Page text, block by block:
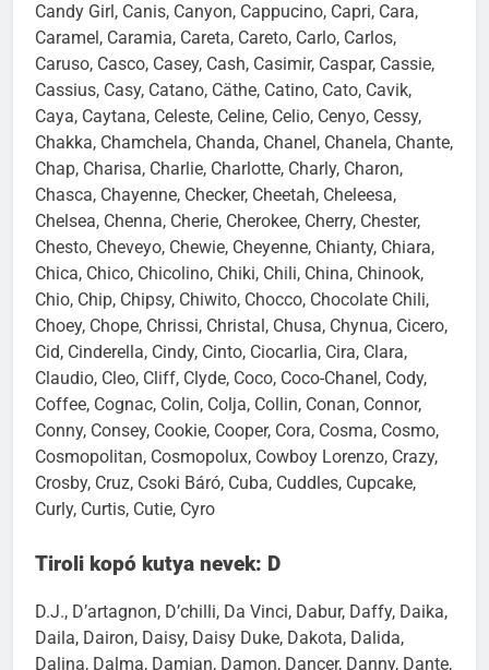
Calypso, Camaro, Cambra, Camillo, Camis, Campino,
Candy Girl, Canis, Canyon, Cappucino, Capri, Cara,
Caramel, Caramia, Careta, Careto, Carlo, Carlos,
Caruso, Casco, Casey, Cash, Casimir, Caspar, Cassie,
Cassius, Casy, Catano, Cäthe, Catino, Cato, Cavik,
Caya, Caytana, Celeste, Celine, Celio, Cenyo, Cessy,
Chakka, Chamchela, Chanda, Chanel, Chanela, Chante,
Chap, Charisa, Charlie, Charlotte, Charly, Charon,
Chasca, Chayenne, Checker, Cheetah, Cheleesa,
Chelsea, Chenna, Cherie, Cherokee, Cherry, Chester,
Chesto, Cheveyo, Chewie, Cheyenne, Chianty, Chiara,
Chica, Chico, Chicolino, Chiki, Chili, China, Chinook,
Chio, Chip, Chipsy, Chiwito, Chocco, Chocolate Chili,
Choey, Chope, Chrissi, Christal, Chusa, Chynua, Cicero,
Cid, Cinderella, Cindy, Cinto, Ciocarlia, Cira, Clara,
Claudio, Cleo, Cliff, Clyde, Coco, Coco-Chanel, Cody,
Coffee, Cognac, Colin, Colja, Collin, Conan, Connor,
Conny, Consey, Cookie, Cooper, Cora, Cosma, Cosmo,
Cosmopolitan, Cosmopolux, Cowboy Lorenzo, Crazy,
Crosby, Cruz, Csoki Báró, Cuba, Cuddles, Cupcake,
Tiroli kopó kutya nevek: D
D.J., D’artagnon, D’chilli, Da Vinci, Dabur, Daffy, Daika,
Daila, Dairon, Daisy, Daisy Duke, Dakota, Dalida,